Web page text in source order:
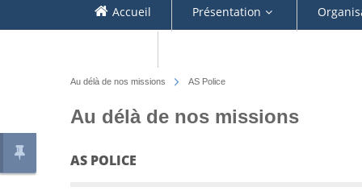
Accueil Présentation
Au délà de nos missions AS Police
Au délà de nos missions
AS POLICE